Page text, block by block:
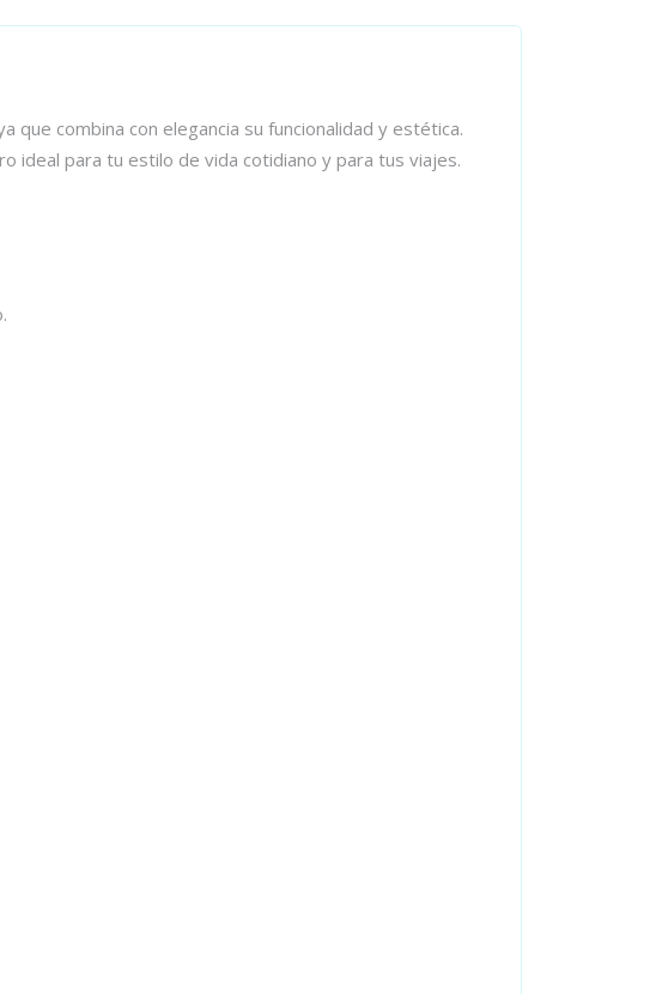
combina con elegancia su funcionalidad y estética.
ideal para tu estilo de vida cotidiano y para tus viajes.